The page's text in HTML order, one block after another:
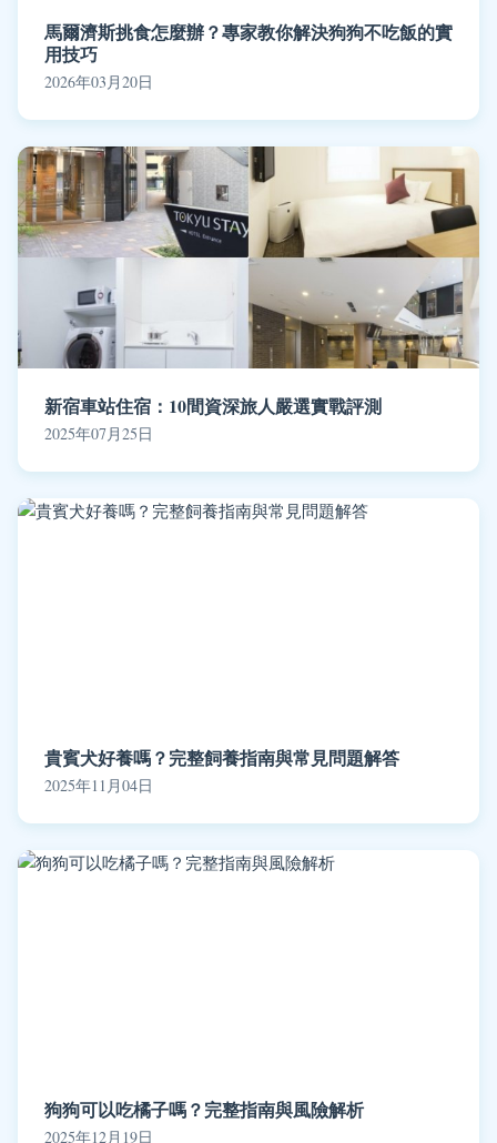
馬爾濟斯挑食怎麼辦？專家教你解決狗狗不吃飯的實
用技巧
2026年03月20日
新宿車站住宿：10間資深旅人嚴選實戰評測
2025年07月25日
貴賓犬好養嗎？完整飼養指南與常見問題解答
2025年11月04日
狗狗可以吃橘子嗎？完整指南與風險解析
2025年12月19日